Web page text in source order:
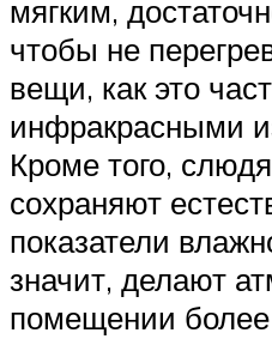
мягким,
чтобы не
вещи, как это
инфракрасными
Кроме того,
сохраняют
показатели
значит, делают
помещении более